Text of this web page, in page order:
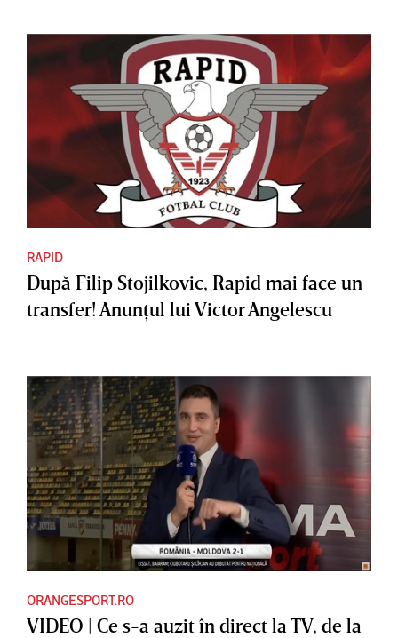
RAPID
După Filip Stojilkovic, Rapid mai face un
transfer! Anunţul lui Victor Angelescu
ORANGESPORT.RO
VIDEO | Ce s-a auzit în direct la TV, de la